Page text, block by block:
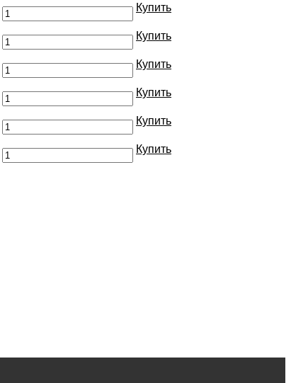
Купить
Купить
Купить
Купить
Купить
Купить